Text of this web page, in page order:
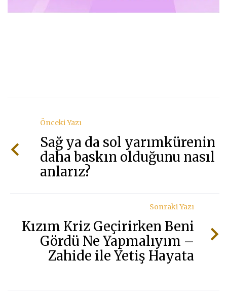
Önceki Yazı
Sağ ya da sol yarımkürenin
daha baskın olduğunu nasıl
anlarız?
Sonraki Yazı
Kızım Kriz Geçirirken Beni
Gördü Ne Yapmalıyım –
Zahide ile Yetiş Hayata